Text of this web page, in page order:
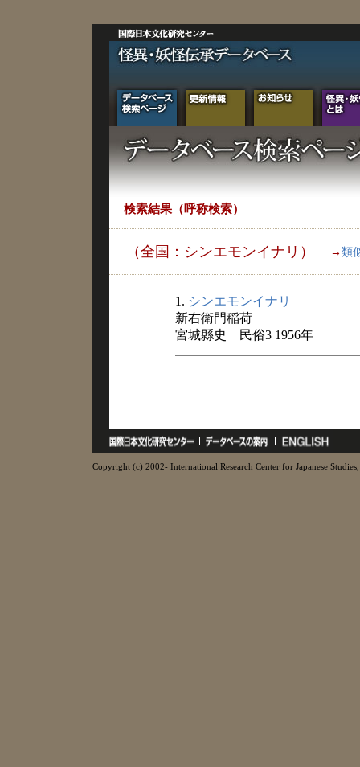
検索結果（呼称検索）
（全国：シンエモンイナリ） → 類
1. シンエモンイナリ
新右衛門稲荷
宮城縣史 民俗3 1956年
Copyright (c) 2002- International Research Center for Japanese